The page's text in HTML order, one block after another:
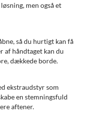
men også et
så du hurtigt kan få
af håndtaget kan du
dækkede borde.
ekstraudstyr som
en stemningsfuld
aftener.